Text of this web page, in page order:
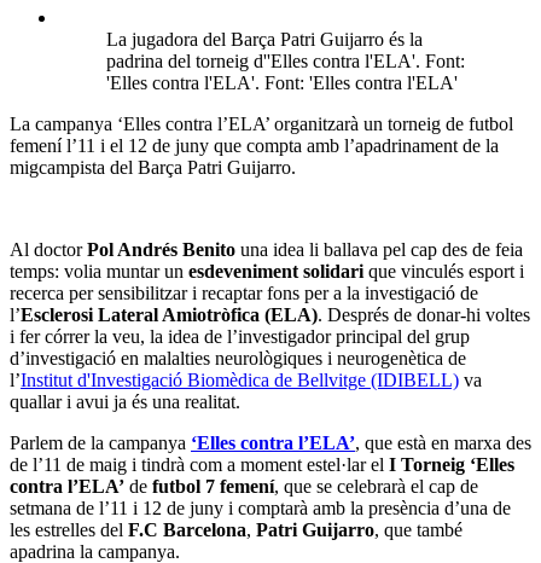
La jugadora del Barça Patri Guijarro és la
padrina del torneig d''Elles contra l'ELA'. Font:
'Elles contra l'ELA'. Font: 'Elles contra l'ELA'
La campanya ‘Elles contra l’ELA’ organitzarà un torneig de futbol
femení l’11 i el 12 de juny que compta amb l’apadrinament de la
migcampista del Barça Patri Guijarro.
Al doctorPol Andrés Benito una idea li ballava pel cap des de feia
temps: volia muntar un esdeveniment solidari que vinculés esport i
recerca per sensibilitzar i recaptar fons per a la investigació de
l’Esclerosi Lateral Amiotròfica (ELA). Després de donar-hi voltes
i fer córrer la veu, la idea de l’investigador principal del grup
d’investigació en malalties neurològiques i neurogenètica de
l’Institut d'Investigació Biomèdica de Bellvitge (IDIBELL) va
quallar i avui ja és una realitat.
Parlem de la campanya ‘Elles contra l’ELA’, que està en marxa des
de l’11 de maig i tindrà com a moment estel·lar el I Torneig ‘Elles
contra l’ELA’ de futbol 7 femení, que se celebrarà el cap de
setmana de l’11 i 12 de juny i comptarà amb la presència d’una de
les estrelles del F.C Barcelona, Patri Guijarro, que també
apadrina la campanya.